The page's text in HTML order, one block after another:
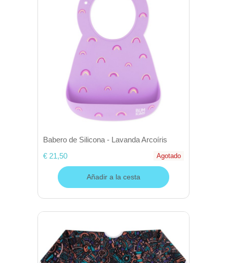
Babero de Silicona - Lavanda Arcoíris
€ 21,50
Agotado
Añadir a la cesta